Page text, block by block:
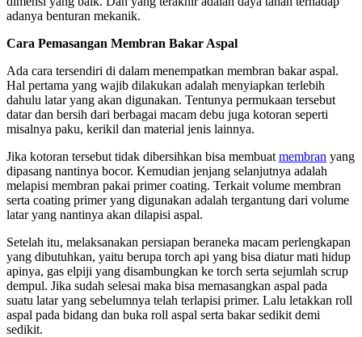
adanya benturan mekanik.
Cara Pemasangan Membran Bakar Aspal
Ada cara tersendiri di dalam menempatkan membran bakar aspal.
Hal pertama yang wajib dilakukan adalah menyiapkan terlebih
dahulu latar yang akan digunakan. Tentunya permukaan tersebut
datar dan bersih dari berbagai macam debu juga kotoran seperti
misalnya paku, kerikil dan material jenis lainnya.
Jika kotoran tersebut tidak dibersihkan bisa membuat membran yang
dipasang nantinya bocor. Kemudian jenjang selanjutnya adalah
melapisi membran pakai primer coating. Terkait volume membran
serta coating primer yang digunakan adalah tergantung dari volume
latar yang nantinya akan dilapisi aspal.
Setelah itu, melaksanakan persiapan beraneka macam perlengkapan
yang dibutuhkan, yaitu berupa torch api yang bisa diatur mati hidup
apinya, gas elpiji yang disambungkan ke torch serta sejumlah scrup
dempul. Jika sudah selesai maka bisa memasangkan aspal pada
suatu latar yang sebelumnya telah terlapisi primer. Lalu letakkan roll
aspal pada bidang dan buka roll aspal serta bakar sedikit demi
sedikit.